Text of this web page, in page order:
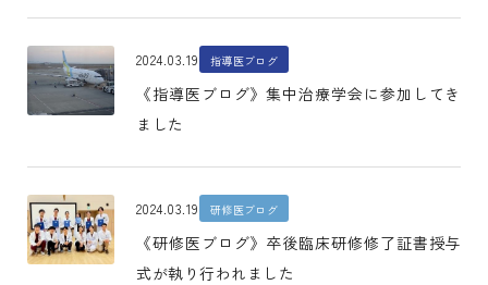
2024.03.19 指導医ブログ
《指導医ブログ》集中治療学会に参加してき
ました
2024.03.19 研修医ブログ
《研修医ブログ》卒後臨床研修修了証書授与
式が執り行われました